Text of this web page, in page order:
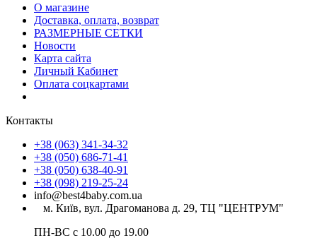
О магазине
Доставка, оплата, возврат
РАЗМЕРНЫЕ СЕТКИ
Новости
Карта сайта
Личный Кабинет
Оплата соцкартами
Контакты
+38 (063) 341-34-32
+38 (050) 686-71-41
+38 (050) 638-40-91
+38 (098) 219-25-24
info@best4baby.com.ua
м. Київ, вул. Драгоманова д. 29, ТЦ "ЦЕНТРУМ"
ПН-ВС с 10.00 до 19.00